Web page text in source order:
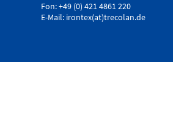
Fon: +49 (0) 421 4861 220
E-Mail: irontex(at)trecolan.de